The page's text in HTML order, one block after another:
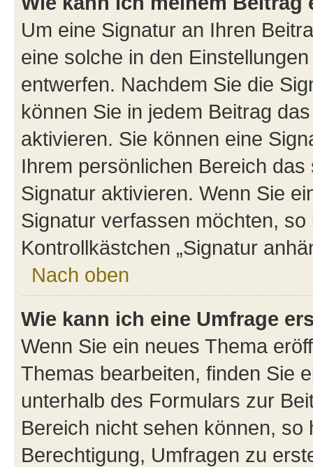
Um eine Signatur an Ihren
eine solche in den
entwerfen. Nachdem Sie die
können Sie in jedem Beitrag
aktivieren. Sie können eine
Ihrem persönlichen Bereich
Signatur aktivieren. Wenn Sie
Signatur verfassen möchten,
Kontrollkästchen „Signatur
Nach oben
Wie kann ich eine Umfrage
Wenn Sie ein neues Thema
Themas bearbeiten, finden Sie
unterhalb des Formulars zur
Bereich nicht sehen können,
Berechtigung, Umfragen zu